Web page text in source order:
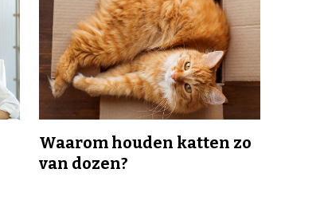
Waarom houden katten zo
van dozen?